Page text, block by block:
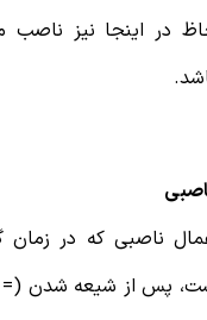
اینجا نیز ناصب می
ناصبی که در زمان
پس از شیعه شدن (=